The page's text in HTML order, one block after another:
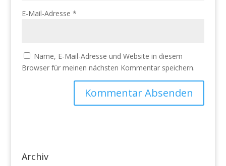
E-Mail-Adresse *
Name, E-Mail-Adresse und Website in diesem
Browser für meinen nächsten Kommentar speichern.
Archiv